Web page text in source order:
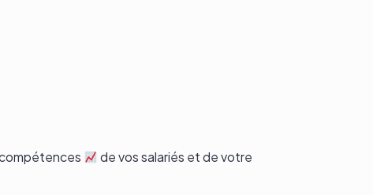
de vos salariés et de votre